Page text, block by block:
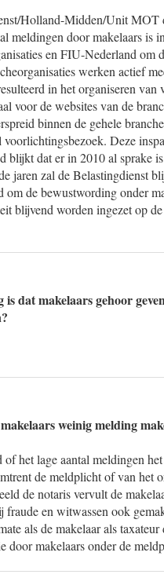
Holland-Midden/Unit MOT
meldingen door makelaars is
en FIU-Nederland
werken actief
in het organiseren van
voor de websites van de
binnen de gehele
Deze
blijkt dat er in 2010 al sprake
jaren zal de Belastingdienst
de bewustwording onder
blijvend worden ingezet op
dat makelaars gehoor
weinig melding
het lage aantal meldingen
de meldplicht of van het
de notaris vervult de
en witwassen ook
als de makelaar als
door makelaars onder de